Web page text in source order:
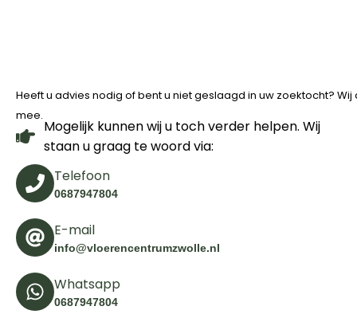
Heeft u advies nodig of bent u niet geslaagd in uw zoektocht?
mee.
Mogelijk kunnen wij u toch verder helpen. Wij
staan u graag te woord via:
Telefoon
0687947804
E-mail
info@vloerencentrumzwolle.nl
Whatsapp
0687947804